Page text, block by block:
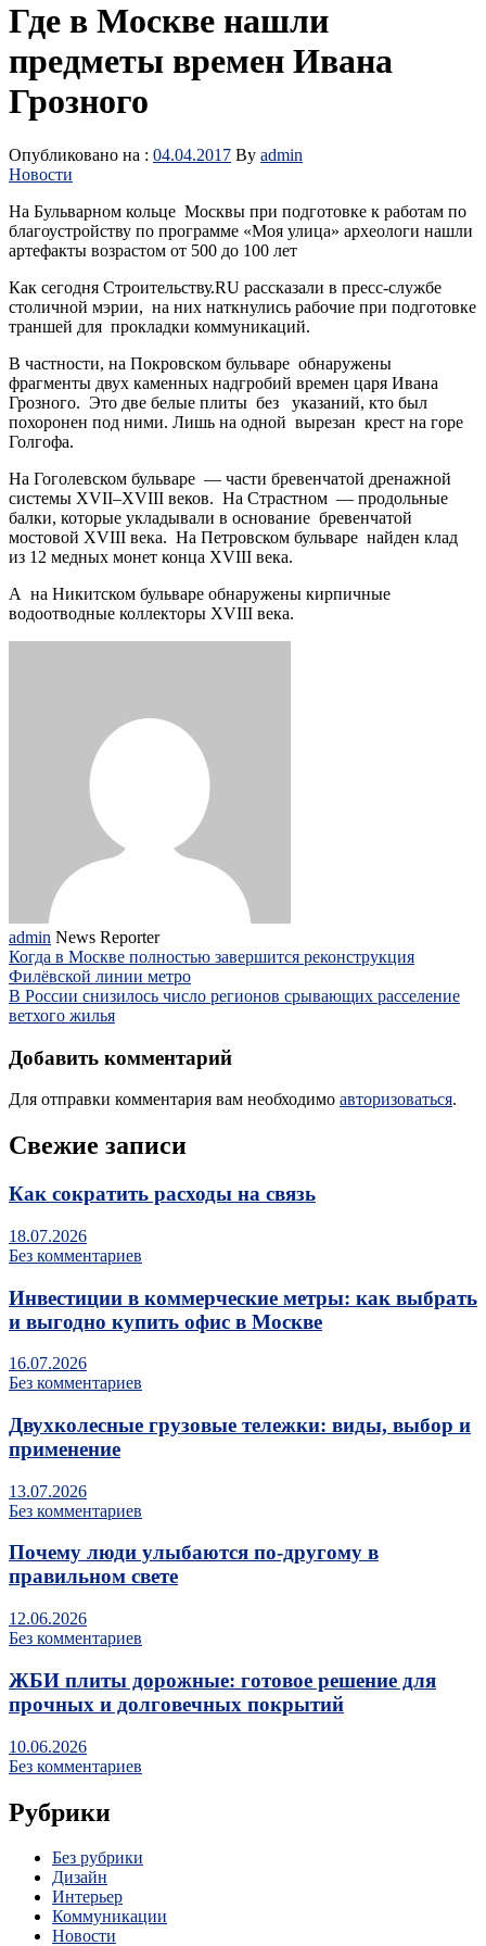
Где в Москве нашли
предметы времен Ивана
Грозного
Опубликовано на : 04.04.2017 By admin
Новости
На Бульварном кольце Москвы при подготовке к работам по
благоустройству по программе «Моя улица» археологи нашли
артефакты возрастом от 500 до 100 лет
Как сегодня Строительству.RU рассказали в пресс-службе
столичной мэрии, на них наткнулись рабочие при подготовке
траншей для прокладки коммуникаций.
В частности, на Покровском бульваре обнаружены
фрагменты двух каменных надгробий времен царя Ивана
Грозного. Это две белые плиты без указаний, кто был
похоронен под ними. Лишь на одной вырезан крест на горе
Голгофа.
На Гоголевском бульваре — части бревенчатой дренажной
системы XVII–XVIII веков. На Страстном — продольные
балки, которые укладывали в основание бревенчатой
мостовой XVIII века. На Петровском бульваре найден клад
из 12 медных монет конца XVIII века.
А на Никитском бульваре обнаружены кирпичные
водоотводные коллекторы XVIII века.
admin News Reporter
Когда в Москве полностью завершится реконструкция
Филёвской линии метро
В России снизилось число регионов срывающих расселение
ветхого жилья
Добавить комментарий
Для отправки комментария вам необходимо авторизоваться.
Свежие записи
Как сократить расходы на связь
18.07.2026
Без комментариев
Инвестиции в коммерческие метры: как выбрать
и выгодно купить офис в Москве
16.07.2026
Без комментариев
Двухколесные грузовые тележки: виды, выбор и
применение
13.07.2026
Без комментариев
Почему люди улыбаются по‑другому в
правильном свете
12.06.2026
Без комментариев
ЖБИ плиты дорожные: готовое решение для
прочных и долговечных покрытий
10.06.2026
Без комментариев
Рубрики
Без рубрики
Дизайн
Интерьер
Коммуникации
Новости